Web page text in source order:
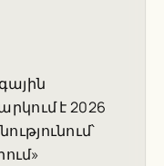
է 2026